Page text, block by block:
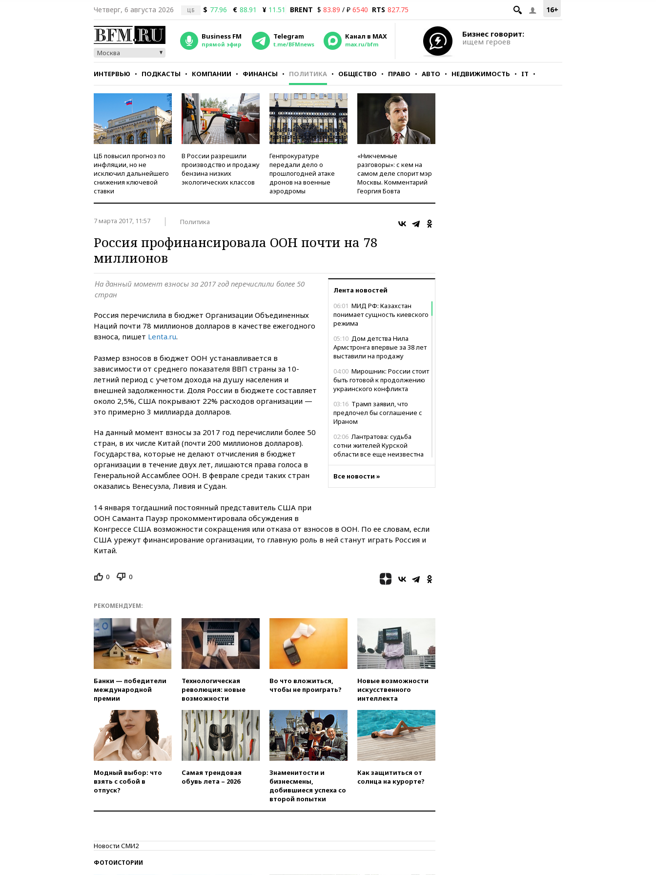
16+
Четверг, 6 августа 2026 ЦБ $ 77.96 € 88.91 ¥ 11.51 BRENT $ 83.89 / ₽ 6540 RTS 827.75
Москва
Business FM
прямой эфир
Telegram
t.me/BFMnews
Канал в MAX
max.ru/bfm
Бизнес говорит:
ищем героев
ИНТЕРВЬЮ ПОДКАСТЫ КОМПАНИИ ФИНАНСЫ ПОЛИТИКА ОБЩЕСТВО ПРАВО АВТО НЕДВИЖИМОСТЬ IT
СТИЛЬ ТЕСТЫ
ЦБ повысил прогноз по
инфляции, но не
исключил дальнейшего
снижения ключевой
ставки
В России разрешили
производство и продажу
бензина низких
экологических классов
Генпрокуратуре
передали дело о
прошлогодней атаке
дронов на военные
аэродромы
«Никчемные
разговоры»: с кем на
самом деле спорит мэр
Москвы. Комментарий
Георгия Бовта
7 марта 2017, 11:57 Политика
Россия профинансировала ООН почти на 78
миллионов
Лента новостей
06:01 МИД РФ: Казахстан
понимает сущность киевского
режима
05:10 Дом детства Нила
Армстронга впервые за 38 лет
выставили на продажу
04:00 Мирошник: России стоит
быть готовой к продолжению
украинского конфликта
03:16 Трамп заявил, что
предпочел бы соглашение с
Ираном
02:06 Лантратова: судьба
сотни жителей Курской
области все еще неизвестна
сохранить мобилизационный
ресурс для Украины
вчера, 23:35 Российского
историка Артема Кирпиченка
разгромил «Оренбург» в
Сеуте набрал миллион
вчера, 22:49
Минпромторг:
банкротство «Кванта» не
означает прекращения
производства телевизоров в
вчера, 22:35Семь грузовых
вагонов сошли с рельсов в
Оренбургской области
вчера, 22:22Минфин: в июле
выросли нефтегазовые
доходы российского бюджета
вчера, 22:15Аксаков: ЦБ
исламского банкинга
вчера, 21:43
подготовили концепцию
развития театрального
Все новости »
На данный момент взносы за 2017 год перечислили более 50
стран
Россия перечислила в бюджет Организации Объединенных
Наций почти 78 миллионов долларов в качестве ежегодного
взноса, пишет Lenta.ru.
Размер взносов в бюджет ООН устанавливается в
зависимости от среднего показателя ВВП страны за 10-
летний период с учетом дохода на душу населения и
внешней задолженности. Доля России в бюджете составляет
около 2,5%, США покрывают 22% расходов организации —
это примерно 3 миллиарда долларов.
На данный момент взносы за 2017 год перечислили более 50
стран, в их числе Китай (почти 200 миллионов долларов).
Государства, которые не делают отчисления в бюджет
организации в течение двух лет, лишаются права голоса в
Генеральной Ассамблее ООН. В феврале среди таких стран
оказались Венесуэла, Ливия и Судан.
14 января тогдашний постоянный представитель США при
ООН Саманта Пауэр прокомментировала обсуждения в
Конгрессе США возможности сокращения или отказа от взносов в ООН. По ее словам, если
США урежут финансирование организации, то главную роль в ней станут играть Россия и
Китай.
0 0
РЕКОМЕНДУЕМ:
Банки — победители
международной
премии
Технологическая
революция: новые
возможности
Во что вложиться,
чтобы не проиграть?
Новые возможности
искусственного
интеллекта
Модный выбор: что
взять с собой в
отпуск?
Самая трендовая
обувь лета – 2026
Знаменитости и
бизнесмены,
добившиеся успеха со
второй попытки
Как защититься от
солнца на курорте?
Новости СМИ2
ФОТОИСТОРИИ